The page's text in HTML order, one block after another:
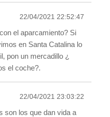
22/04/2021 22:52:47
el aparcamiento? Si
en Santa Catalina lo
pon un mercadillo ¿
el coche?.
22/04/2021 23:03:22
son los que dan vida a